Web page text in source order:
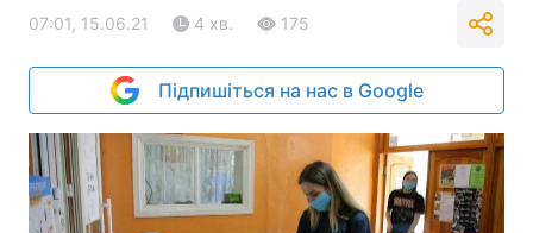
07:01, 15.06.21 4 хв. 175
Підпишіться на нас в Google